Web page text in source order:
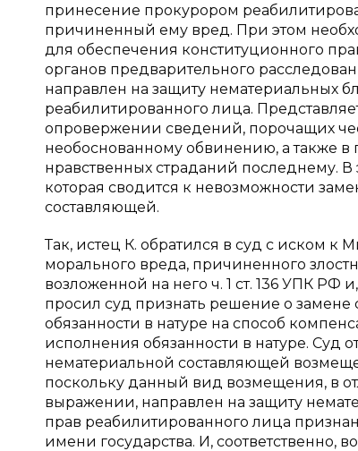
принесение прокурором
причиненный ему вред. При этом
для обеспечения конституционного
органов предварительного
направлен на защиту нематериальных
реабилитированного лица.
опровержении сведений, порочащих
необоснованному обвинению, а также
нравственных страданий последнему.
которая сводится к невозможности
составляющей.
Так, истец К. обратился в суд с иском
морального вреда, причиненного
возложенной на него ч. 1 ст. 136 УПК РФ
просил суд признать решение о
обязанности в натуре на способ
исполнения обязанности в натуре. Суд
нематериальной составляющей
поскольку данный вид возмещения, в
выражении, направлен на защиту
прав реабилитированного лица
имени государства. И, соответственно,